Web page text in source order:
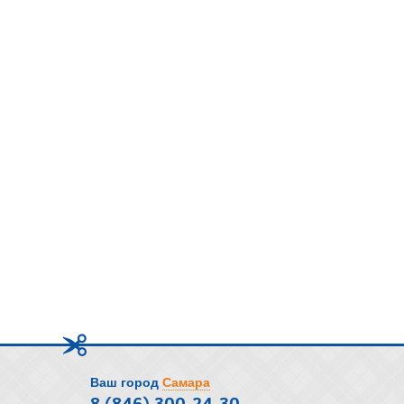
Ваш город Самара